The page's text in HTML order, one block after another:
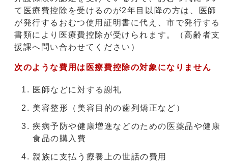
て医療費控除を受けるのが2年目以降の方は、医師
が発行するおむつ使用証明書に代え、市で発行する
書類により医療費控除が受けられます。（高齢者支
援課へ問い合わせてください）
次のような費用は医療費控除の対象になりません
医師などに対する謝礼
美容整形（美容目的の歯列矯正など）
疾病予防や健康増進などのための医薬品や健康
食品の購入費
親族に支払う療養上の世話の費用